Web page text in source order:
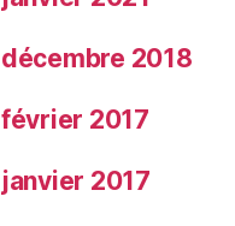
décembre 2018
février 2017
janvier 2017